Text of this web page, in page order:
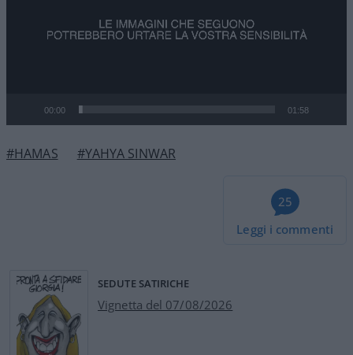
00:00 01:58
#HAMAS #YAHYA SINWAR
25
Leggi i commenti
SEDUTE SATIRICHE
Vignetta del 07/08/2026